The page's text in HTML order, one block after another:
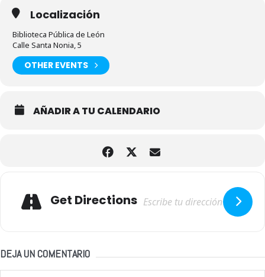
Localización
Biblioteca Pública de León
Calle Santa Nonia, 5
OTHER EVENTS
AÑADIR A TU CALENDARIO
Get Directions
DEJA UN COMENTARIO